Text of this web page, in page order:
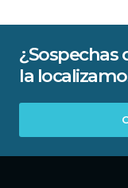
¿Sospechas
la